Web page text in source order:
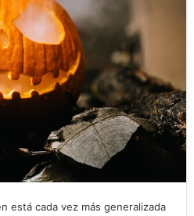
está cada vez más generalizada